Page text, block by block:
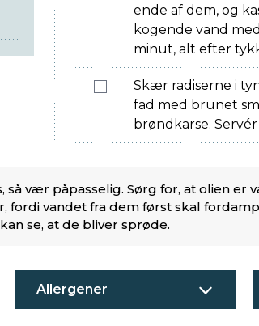
ende af dem, og
kogende vand
minut, alt efter
Skær radiserne i
fad med brunet
brøndkarse. Servér
vær påpasselig. Sørg for, at olien er
fordi vandet fra dem først skal
se, at de bliver sprøde.
Allergener